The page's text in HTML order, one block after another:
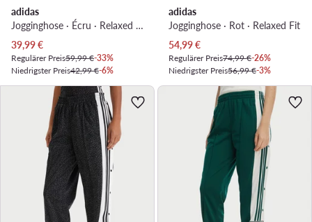
adidas
Jogginghose · Écru · Relaxed Fit
Aktueller Preis
39,99€
Regulärer Preis59,99 €-33%
Niedrigster Preis42,99 €-6%
adidas
Jogginghose · Rot · Relaxed Fit
Aktueller Preis
54,99€
Regulärer Preis74,99 €-26%
Niedrigster Preis56,99 €-3%